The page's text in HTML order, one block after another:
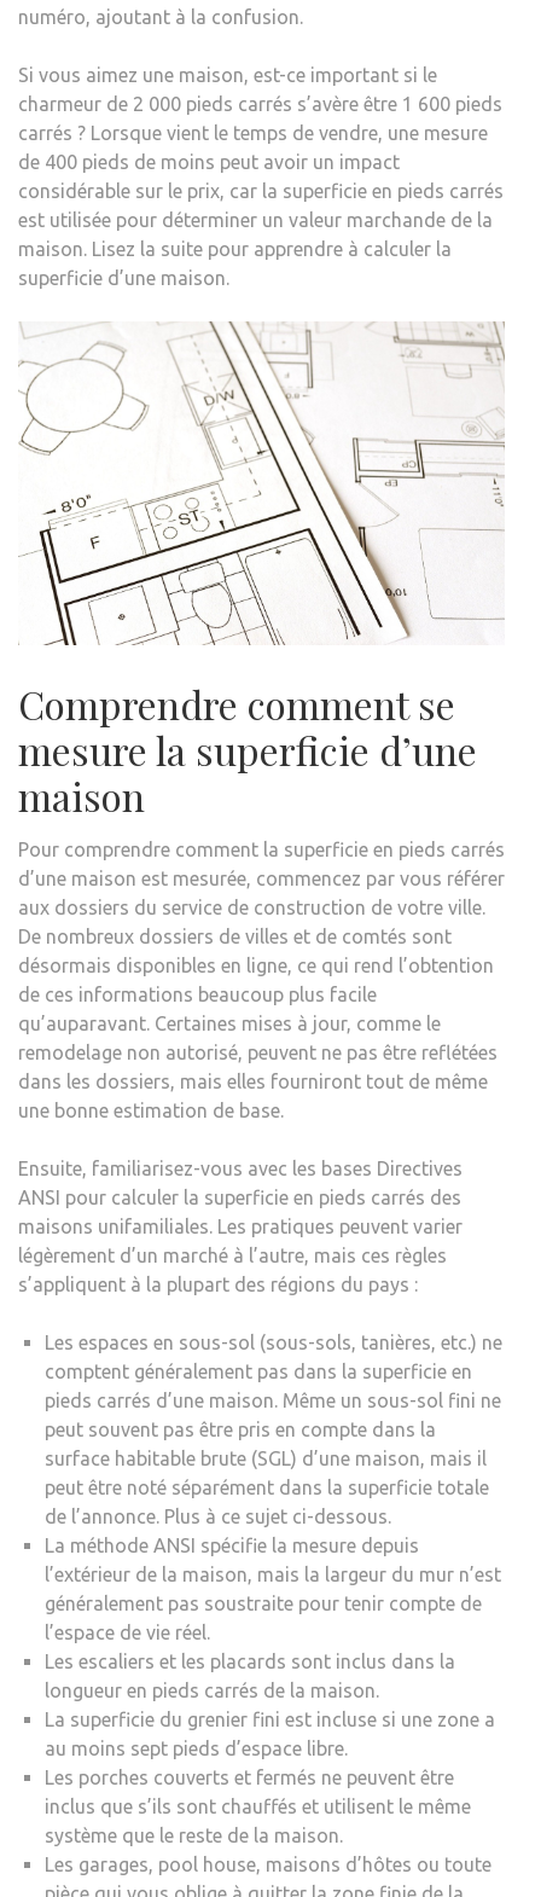
numéro, ajoutant à la confusion.
Si vous aimez une maison, est-ce important si le
charmeur de 2 000 pieds carrés s’avère être 1 600 pieds
carrés ? Lorsque vient le temps de vendre, une mesure
de 400 pieds de moins peut avoir un impact
considérable sur le prix, car la superficie en pieds carrés
est utilisée pour déterminer un valeur marchande de la
maison. Lisez la suite pour apprendre à calculer la
superficie d’une maison.
Comprendre comment se
mesure la superficie d’une
maison
Pour comprendre comment la superficie en pieds carrés
d’une maison est mesurée, commencez par vous référer
aux dossiers du service de construction de votre ville.
De nombreux dossiers de villes et de comtés sont
désormais disponibles en ligne, ce qui rend l’obtention
de ces informations beaucoup plus facile
qu’auparavant. Certaines mises à jour, comme le
remodelage non autorisé, peuvent ne pas être reflétées
dans les dossiers, mais elles fourniront tout de même
une bonne estimation de base.
Ensuite, familiarisez-vous avec les bases Directives
ANSI pour calculer la superficie en pieds carrés des
maisons unifamiliales. Les pratiques peuvent varier
légèrement d’un marché à l’autre, mais ces règles
s’appliquent à la plupart des régions du pays :
Les espaces en sous-sol (sous-sols, tanières, etc.) ne
comptent généralement pas dans la superficie en
pieds carrés d’une maison. Même un sous-sol fini ne
peut souvent pas être pris en compte dans la
surface habitable brute (SGL) d’une maison, mais il
peut être noté séparément dans la superficie totale
de l’annonce. Plus à ce sujet ci-dessous.
La méthode ANSI spécifie la mesure depuis
l’extérieur de la maison, mais la largeur du mur n’est
généralement pas soustraite pour tenir compte de
l’espace de vie réel.
Les escaliers et les placards sont inclus dans la
longueur en pieds carrés de la maison.
La superficie du grenier fini est incluse si une zone a
au moins sept pieds d’espace libre.
Les porches couverts et fermés ne peuvent être
inclus que s’ils sont chauffés et utilisent le même
système que le reste de la maison.
Les garages, pool house, maisons d’hôtes ou toute